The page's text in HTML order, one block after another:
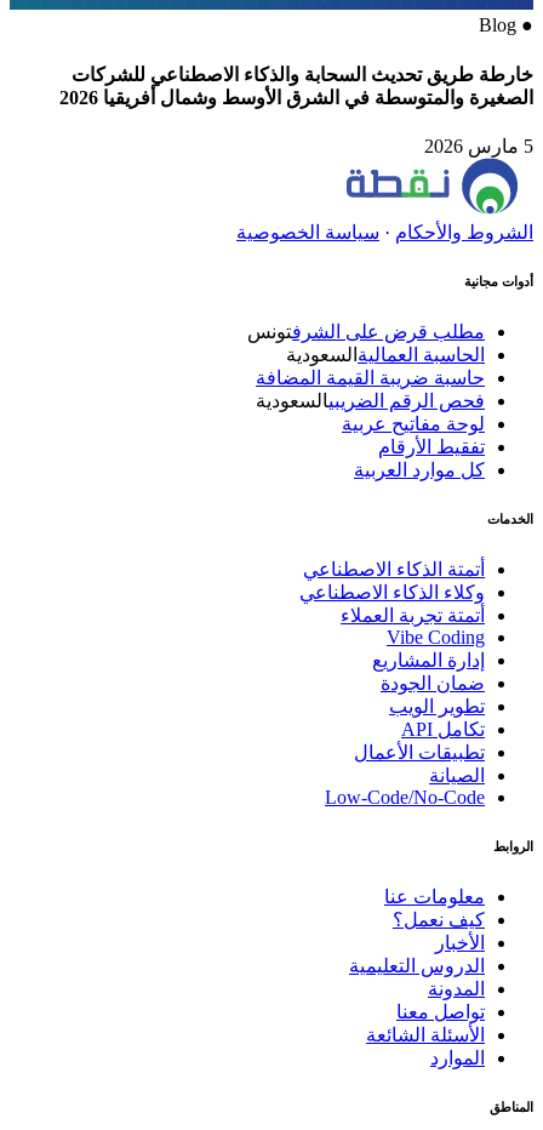
●
Blog
خارطة طريق تحديث السحابة والذكاء الاصطناعي للشركات
الصغيرة والمتوسطة في الشرق الأوسط وشمال أفريقيا 2026
الشروط والأحكام· سياسة الخصوصية
أدوات مجانية
مطلب قرض على الشرف تونس
الحاسبة العماليةالسعودية
حاسبة ضريبة القيمة المضافة
فحص الرقم الضريبيالسعودية
لوحة مفاتيح عربية
تفقيط الأرقام
كل موارد العربية
الخدمات
أتمتة الذكاء الاصطناعي
وكلاء الذكاء الاصطناعي
أتمتة تجربة العملاء
Vibe Coding
إدارة المشاريع
ضمان الجودة
تطوير الويب
تكامل API
تطبيقات الأعمال
الصيانة
Low-Code/No-Code
الروابط
معلومات عنا
كيف نعمل؟
الأخبار
الدروس التعليمية
المدونة
تواصل معنا
الأسئلة الشائعة
الموارد
المناطق